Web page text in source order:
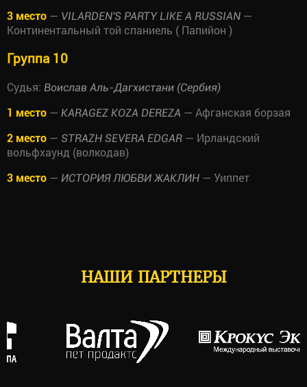
3 место — VILARDEN'S PARTY LIKE A RUSSIAN —
Континентальный той спаниель ( Папийон )
Группа 10
Судья: Воислав Аль-Дагхистани (Сербия)
1 место — KARAGEZ KOZA DEREZA — Афганская борзая
2 место — STRAZH SEVERA EDGAR — Ирландский
вольфхаунд (волкодав)
3 место — ИСТОРИЯ ЛЮБВИ ЖАКЛИН — Уиппет
НАШИ ПАРТНЕРЫ